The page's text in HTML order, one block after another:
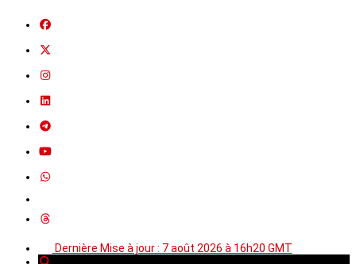
Dernière Mise à jour : 7 août 2026 à 16h20 GMT